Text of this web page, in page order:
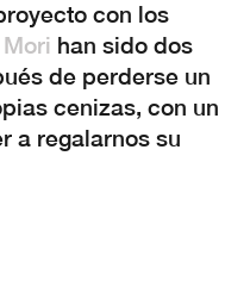
con los
Mori han sido dos
de perderse un
cenizas, con un
a regalarnos su